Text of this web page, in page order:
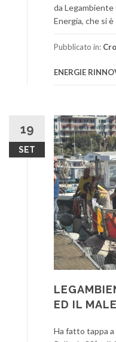
da Legambiente
Energia, che si
Pubblicato in:
ENERGIE
19
SET
ED IL
Ha fatto tappa a